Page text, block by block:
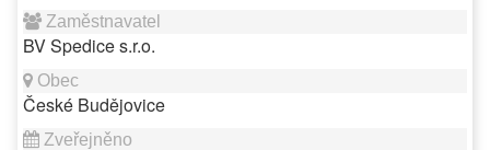
BV Spedice s.r.o.
České Budějovice